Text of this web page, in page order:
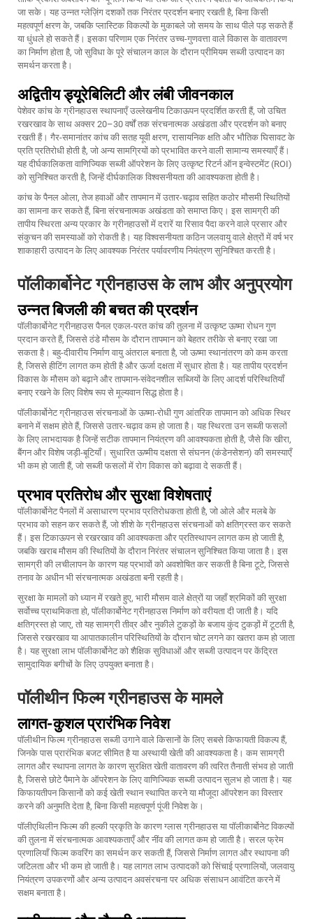
जा सके। यह उन्नत ग्लेज़िंग दशकों तक निरंतर प्रदर्शन बनाए रखती है, बिना किसी
महत्वपूर्ण क्षरण के, जबकि प्लास्टिक विकल्पों के मुकाबले जो समय के साथ पीले पड़ सकते हैं
या धुंधले हो सकते हैं। इसका परिणाम एक निरंतर उच्च-गुणवत्ता वाले विकास के वातावरण
का निर्माण होता है, जो सुविधा के पूरे संचालन काल के दौरान प्रीमियम सब्जी उत्पादन का
समर्थन करता है।
अद्वितीय ड्यूरेबिलिटी और लंबी जीवनकाल
पेशेवर कांच के ग्रीनहाउस स्थापनाएँ उल्लेखनीय टिकाऊपन प्रदर्शित करती हैं, जो उचित
रखरखाव के साथ अक्सर 20–30 वर्षों तक संरचनात्मक अखंडता और प्रदर्शन को बनाए
रखती हैं। गैर-समानांतर कांच की सतह यूवी क्षरण, रासायनिक क्षति और भौतिक घिसावट के
प्रति प्रतिरोधी होती है, जो अन्य सामग्रियों को प्रभावित करने वाली सामान्य समस्याएँ हैं।
यह दीर्घकालिकता वाणिज्यिक सब्जी ऑपरेशन के लिए उत्कृष्ट रिटर्न ऑन इन्वेस्टमेंट (ROI)
को सुनिश्चित करती है, जिन्हें दीर्घकालिक विश्वसनीयता की आवश्यकता होती है।
कांच के पैनल ओला, तेज हवाओं और तापमान में उतार-चढ़ाव सहित कठोर मौसमी स्थितियों
का सामना कर सकते हैं, बिना संरचनात्मक अखंडता को समाप्त किए। इस सामग्री की
तापीय स्थिरता अन्य प्रकार के ग्रीनहाउसों में दरारें या रिसाव पैदा करने वाले प्रसार और
संकुचन की समस्याओं को रोकती है। यह विश्वसनीयता कठिन जलवायु वाले क्षेत्रों में वर्ष भर
शाकाहारी उत्पादन के लिए आवश्यक निरंतर पर्यावरणीय नियंत्रण सुनिश्चित करती है।
पॉलीकार्बोनेट ग्रीनहाउस के लाभ और अनुप्रयोग
उन्नत बिजली की बचत की प्रदर्शन
पॉलीकार्बोनेट ग्रीनहाउस पैनल एकल-परत कांच की तुलना में उत्कृष्ट ऊष्मा रोधन गुण
प्रदान करते हैं, जिससे ठंडे मौसम के दौरान तापमान को बेहतर तरीके से बनाए रखा जा
सकता है। बहु-दीवारीय निर्माण वायु अंतराल बनाता है, जो ऊष्मा स्थानांतरण को कम करता
है, जिससे हीटिंग लागत कम होती है और ऊर्जा दक्षता में सुधार होता है। यह तापीय प्रदर्शन
विकास के मौसम को बढ़ाने और तापमान-संवेदनशील सब्जियों के लिए आदर्श परिस्थितियाँ
बनाए रखने के लिए विशेष रूप से मूल्यवान सिद्ध होता है।
पॉलीकार्बोनेट ग्रीनहाउस संरचनाओं के ऊष्मा-रोधी गुण आंतरिक तापमान को अधिक स्थिर
बनाने में सक्षम होते हैं, जिससे उतार-चढ़ाव कम हो जाता है। यह स्थिरता उन सब्जी फसलों
के लिए लाभदायक है जिन्हें सटीक तापमान नियंत्रण की आवश्यकता होती है, जैसे कि खीरा,
बैंगन और विशेष जड़ी-बूटियाँ। सुधारित ऊष्मीय दक्षता से संघनन (कंडेनसेशन) की समस्याएँ
भी कम हो जाती हैं, जो सब्जी फसलों में रोग विकास को बढ़ावा दे सकती हैं।
प्रभाव प्रतिरोध और सुरक्षा विशेषताएं
पॉलीकार्बोनेट पैनलों में असाधारण प्रभाव प्रतिरोधकता होती है, जो ओले और मलबे के
प्रभाव को सहन कर सकते हैं, जो शीशे के ग्रीनहाउस संरचनाओं को क्षतिग्रस्त कर सकते
हैं। इस टिकाऊपन से रखरखाव की आवश्यकता और प्रतिस्थापन लागत कम हो जाती है,
जबकि खराब मौसम की स्थितियों के दौरान निरंतर संचालन सुनिश्चित किया जाता है। इस
सामग्री की लचीलापन के कारण यह प्रभावों को अवशोषित कर सकती है बिना टूटे, जिससे
तनाव के अधीन भी संरचनात्मक अखंडता बनी रहती है।
सुरक्षा के मामलों को ध्यान में रखते हुए, भारी मौसम वाले क्षेत्रों या जहाँ श्रमिकों की सुरक्षा
सर्वोच्च प्राथमिकता हो, पॉलीकार्बोनेट ग्रीनहाउस निर्माण को वरीयता दी जाती है। यदि
क्षतिग्रस्त हो जाए, तो यह सामग्री तीव्र और नुकीले टुकड़ों के बजाय कुंद टुकड़ों में टूटती है,
जिससे रखरखाव या आपातकालीन परिस्थितियों के दौरान चोट लगने का खतरा कम हो जाता
है। यह सुरक्षा लाभ पॉलीकार्बोनेट को शैक्षिक सुविधाओं और सब्जी उत्पादन पर केंद्रित
सामुदायिक बगीचों के लिए उपयुक्त बनाता है।
पॉलीथीन फिल्म ग्रीनहाउस के मामले
लागत-कुशल प्रारंभिक निवेश
पॉलीथीन फिल्म ग्रीनहाउस सब्जी उगाने वाले किसानों के लिए सबसे किफायती विकल्प हैं,
जिनके पास प्रारंभिक बजट सीमित है या अस्थायी खेती की आवश्यकता है। कम सामग्री
लागत और स्थापना लागत के कारण सुरक्षित खेती वातावरण की त्वरित तैनाती संभव हो जाती
है, जिससे छोटे पैमाने के ऑपरेशन के लिए वाणिज्यिक सब्जी उत्पादन सुलभ हो जाता है। यह
किफायतीपन किसानों को कई खेती स्थान स्थापित करने या मौजूदा ऑपरेशन का विस्तार
करने की अनुमति देता है, बिना किसी महत्वपूर्ण पूंजी निवेश के।
पॉलीएथिलीन फिल्म की हल्की प्रकृति के कारण ग्लास ग्रीनहाउस या पॉलीकार्बोनेट विकल्पों
की तुलना में संरचनात्मक आवश्यकताएँ और नींव की लागत कम हो जाती है। सरल फ्रेम
प्रणालियाँ फिल्म कवरिंग का समर्थन कर सकती हैं, जिससे निर्माण लागत और स्थापना की
जटिलता और भी कम हो जाती है। यह लागत लाभ उत्पादकों को सिंचाई प्रणालियों, जलवायु
नियंत्रण उपकरणों और अन्य उत्पादन अवसंरचना पर अधिक संसाधन आवंटित करने में
सक्षम बनाता है।